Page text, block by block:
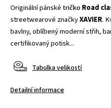
Originální pánské tričkoRoad
streetwearové značkyXAVIER.
bavlny, oblíbený moderní střih,
certifikovaný potisk...
Tabulka velikostí
Detailní informace